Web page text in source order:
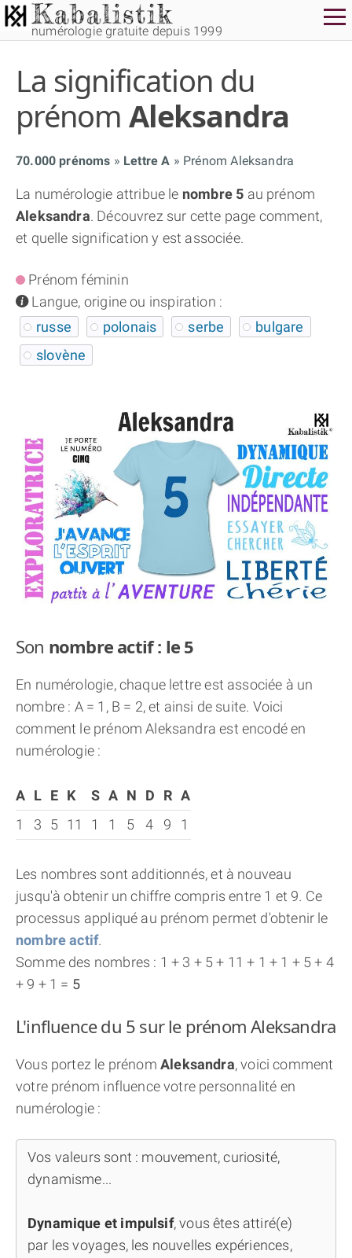
numérologie gratuite depuis 1999
La signification du
prénom Aleksandra
70.000 prénoms Lettre A Prénom Aleksandra
La numérologie attribue le nombre 5 au prénom
Aleksandra. Découvrez sur cette page comment,
et quelle signification y est associée.
Prénom féminin
infoLangue, origine ou inspiration :
russe
polonais serbe
bulgare
slovène
Son nombre actif : le 5
En numérologie, chaque lettre est associée à un
nombre : A = 1, B = 2, et ainsi de suite. Voici
comment le prénom Aleksandra est encodé en
numérologie :
A L E K S A N D R A
1
3 5 11 1 1 5 4 9 1
Les nombres sont additionnés, et à nouveau
jusqu'à obtenir un chiffre compris entre 1 et 9. Ce
processus appliqué au prénom permet d'obtenir le
nombre actif.
Somme des nombres : 1 + 3 + 5 + 11 + 1 + 1 + 5 + 4
+ 9 + 1 = 5
L'influence du 5 sur le prénom Aleksandra
Vous portez le prénom Aleksandra, voici comment
votre prénom influence votre personnalité en
numérologie :
Vos valeurs sont : mouvement, curiosité,
dynamisme...
Dynamique et impulsif, vous êtes attiré(e)
par les voyages, les nouvelles expériences,
THÈME GRATUIT
THÈME NUMÉROLOGIQUE APPROFONDI
THÈME TEMPOREL
NUMÉROSCOPE
APPRENDRE LA NUMÉROLOGIE
EXPLORER LA NUMÉROLOGIE
70.000 PRÉNOMS
(À PROPOS)